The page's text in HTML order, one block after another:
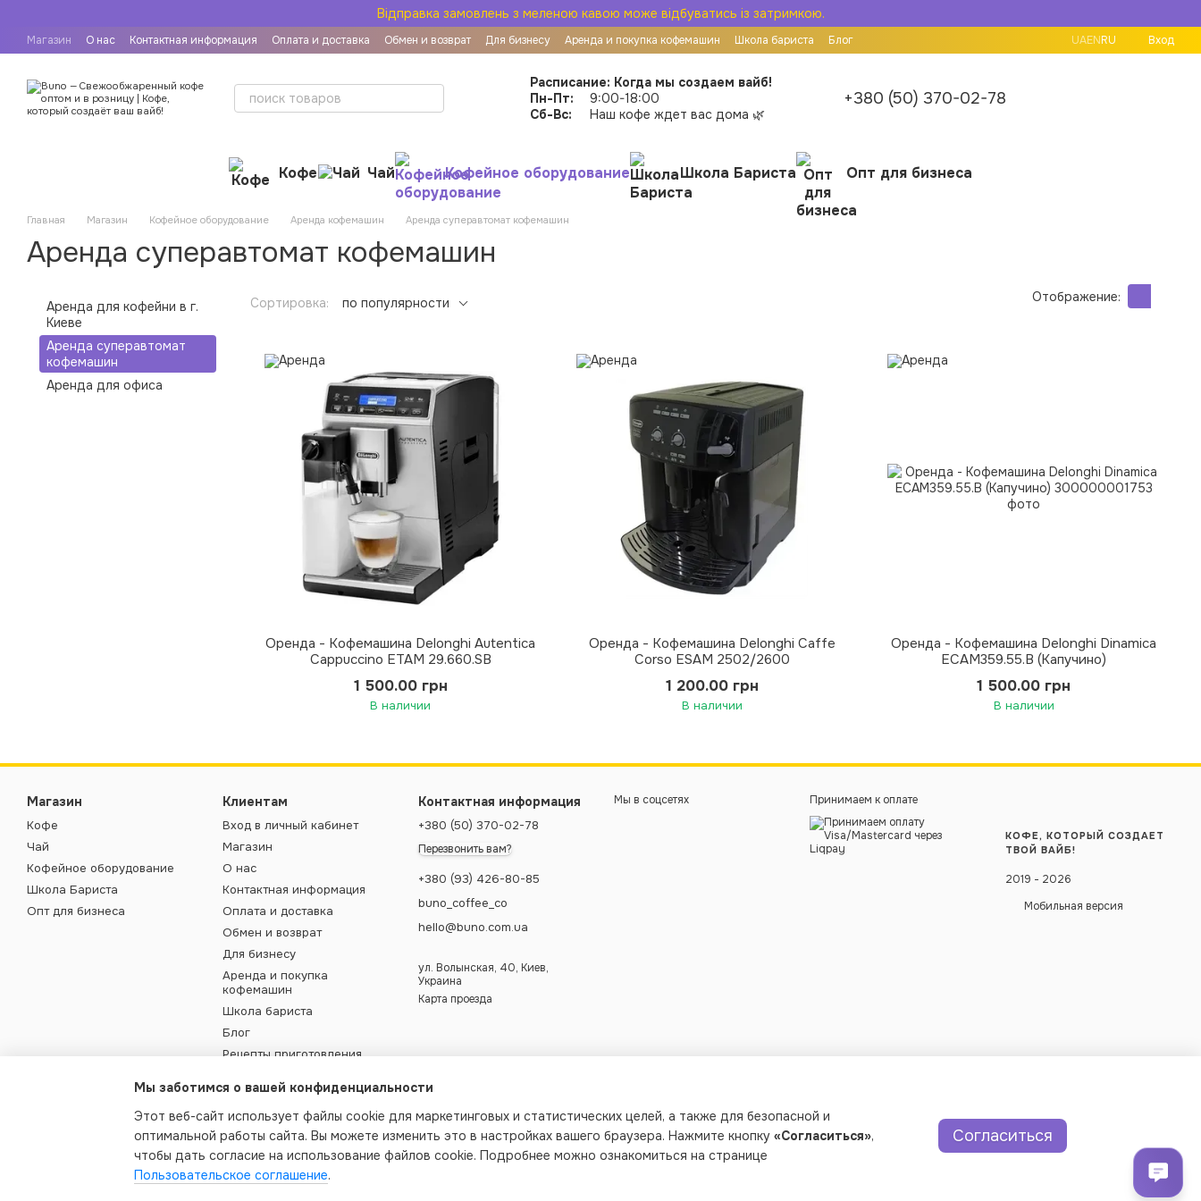
Відправка замовлень з меленою кавою може відбуватись із затримкою.
Магазин О нас Контактная информация Оплата и доставка Обмен и возврат Для бизнесу Аренда и покупка кофемашин Школа бариста
Блог
Рецепты приготовления кофе
Пользовательское соглашение Договор публичной оферты
UAENRU Вход
Расписание: Когда мы создаем вайб!
Пн-Пт:
9:00-18:00
Сб-Вс:
Наш кофе ждет вас дома 🌿
+380 (50) 370-02-78
Кофе Чай Кофейное оборудование Школа Бариста Опт для бизнеса
Главная Магазин Кофейное оборудование Аренда кофемашин Аренда суперавтомат кофемашин
Аренда суперавтомат кофемашин
Сортировка: по популярности Отображение:
Оренда - Кофемашина Delonghi Autentica
Cappuccino ETAM 29.660.SB
1 500.00 грн
В наличии
Оренда - Кофемашина Delonghi Caffe
Corso ESAM 2502/2600
1 200.00 грн
В наличии
Оренда - Кофемашина Delonghi Dinamica
ECAM359.55.B (Капучино)
1 500.00 грн
В наличии
Аренда для кофейни в г.
Киеве
Аренда суперавтомат
кофемашин
Аренда для офиса
Магазин
Кофе
Чай
Кофейное оборудование
Школа Бариста
Опт для бизнеса
Клиентам
Вход в личный кабинет
Магазин
О нас
Контактная информация
Оплата и доставка
Обмен и возврат
Для бизнесу
Аренда и покупка
кофемашин
Школа бариста
Блог
Рецепты приготовления
Пользовательское
Договор публичной оферты
Контактная информация
+380 (50) 370-02-78
Перезвонить вам?
+380 (93) 426-80-85
buno_coffee_co
hello@buno.com.ua
ул. Волынская, 40, Киев,
Украина
Карта проезда
Мы в соцсетях Принимаем к оплате
КОФЕ, КОТОРЫЙ СОЗДАЕТ
ТВОЙ ВАЙБ!
2019 - 2026
Мобильная версия
Мы заботимся о вашей конфиденциальности
Этот веб-сайт использует файлы cookie для маркетинговых и статистических целей, а также для безопасной и
оптимальной работы сайта. Вы можете изменить это в настройках вашего браузера. Нажмите кнопку «Согласиться»,
чтобы дать согласие на использование файлов cookie. Подробнее можно ознакомиться на странице
Пользовательское соглашение.
Согласиться